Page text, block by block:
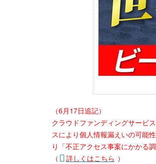
（6月17日追記）
クラウドファンディングサービ
スにより個人情報漏えいの可能
り「不正アクセス事案にかかる
（
詳しくはこちら ）